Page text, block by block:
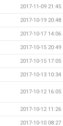
2017-11-09 21:45
2017-10-19 20:48
2017-10-17 14:06
2017-10-15 20:49
2017-10-15 17:05
2017-10-13 10:34
2017-10-12 16:05
2017-10-12 11:26
2017-10-10 08:27